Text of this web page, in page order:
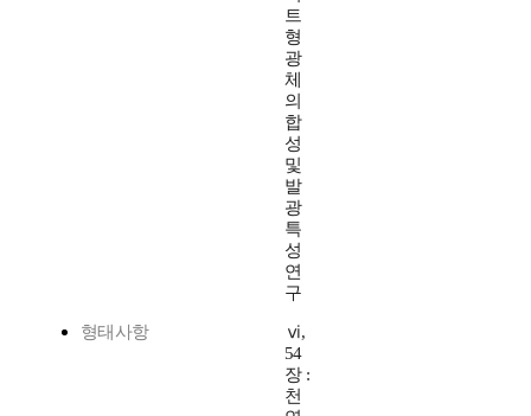
트
형
광
체
의
합
성
및
발
광
특
성
연
구
형태사항
ⅵ,
54
장 :
천